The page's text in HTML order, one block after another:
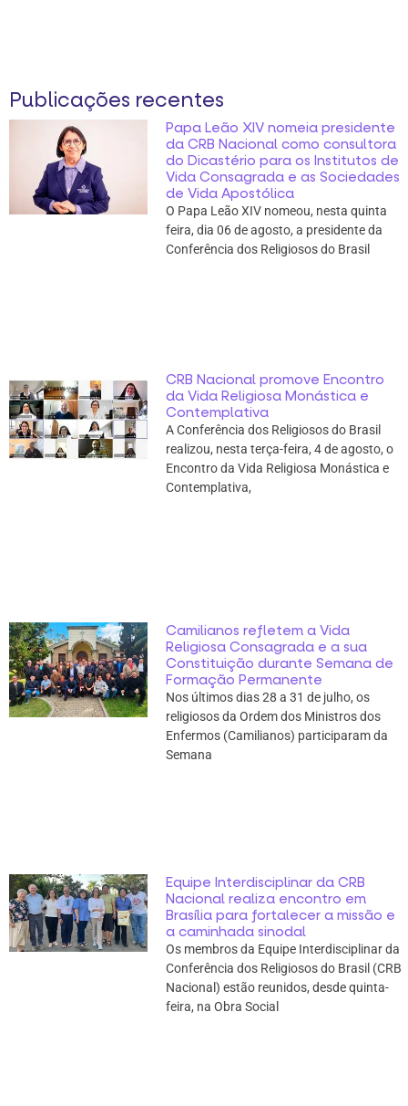
Publicações recentes
Papa Leão XIV nomeia presidente
da CRB Nacional como consultora
do Dicastério para os Institutos de
Vida Consagrada e as Sociedades
de Vida Apostólica
O Papa Leão XIV nomeou, nesta quinta
feira, dia 06 de agosto, a presidente da
Conferência dos Religiosos do Brasil
CRB Nacional promove Encontro
da Vida Religiosa Monástica e
Contemplativa
A Conferência dos Religiosos do Brasil
realizou, nesta terça-feira, 4 de agosto, o
Encontro da Vida Religiosa Monástica e
Contemplativa,
Camilianos refletem a Vida
Religiosa Consagrada e a sua
Constituição durante Semana de
Formação Permanente
Nos últimos dias 28 a 31 de julho, os
religiosos da Ordem dos Ministros dos
Enfermos (Camilianos) participaram da
Semana
Equipe Interdisciplinar da CRB
Nacional realiza encontro em
Brasília para fortalecer a missão e
a caminhada sinodal
Os membros da Equipe Interdisciplinar da
Conferência dos Religiosos do Brasil (CRB
Nacional) estão reunidos, desde quinta-
feira, na Obra Social